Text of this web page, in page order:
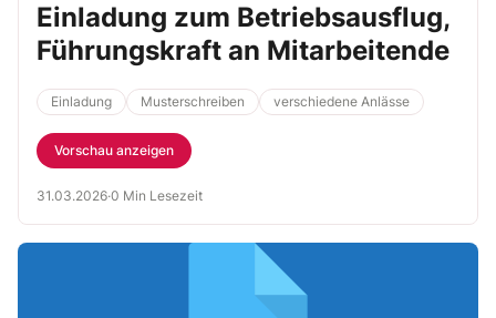
Einladung zum Betriebsausflug,
Führungskraft an Mitarbeitende
Einladung Musterschreiben verschiedene Anlässe
Vorschau anzeigen
31.03.2026·0 Min Lesezeit